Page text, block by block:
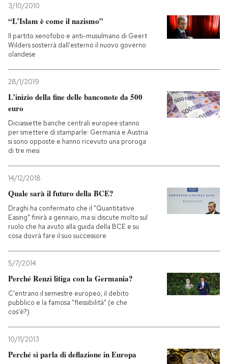
3/10/2010
“L’Islam è come il nazismo”
Il partito xenofobo e anti-musulmano di Geert
Wilders sosterrà dall'esterno il nuovo governo
olandese
28/1/2019
L’inizio della fine delle banconote da 500
euro
Diciassette banche centrali europee stanno
per smettere di stamparle: Germania e Austria
si sono opposte e hanno ricevuto una proroga
di tre mesi
14/12/2018
Quale sarà il futuro della BCE?
Draghi ha confermato che il "Quantitative
Easing" finirà a gennaio, ma si discute molto sul
ruolo che ha avuto alla guida della BCE e su
cosa dovrà fare il suo successore
5/7/2014
Perché Renzi litiga con la Germania?
C'entrano il semestre europeo, il debito
pubblico e la famosa "flessibilità" (e che
cos'è?)
10/11/2013
Perché si parla di deflazione in Europa